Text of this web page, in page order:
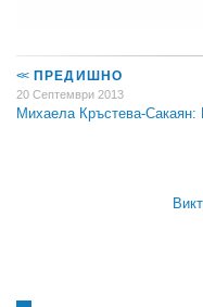
<<ПРЕДИШНО
20 Септември 2013
Михаела Кръстева-Сакаян: